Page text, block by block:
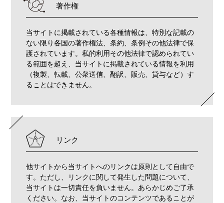
著作権
当サイトに掲載されている各種情報は、特別な記載の
ない限り各国の著作権法、条約、条例その他法律で保
護されています。私的利用その他法律で認められてい
る範囲を超え、当サイトに掲載されている情報を利用
（複製、転載、公衆送信、翻訳、販売、貸与など）す
ることはできません。
リンク
他サイトから当サイトへのリンクは原則として自由で
す。ただし、リンクに関して発生した問題について、
当サイトは一切責任を負いません。あらかじめご了承
ください。なお、当サイトのコンテンツであることが